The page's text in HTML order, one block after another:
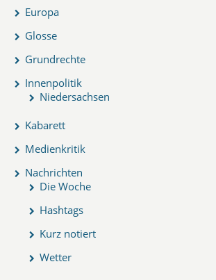
Europa
Glosse
Grundrechte
Innenpolitik
Niedersachsen
Kabarett
Medienkritik
Nachrichten
Die Woche
Hashtags
Kurz notiert
Wetter